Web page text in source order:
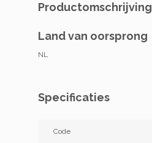
Productomschrijving
Land van oorsprong
NL
Specificaties
Code